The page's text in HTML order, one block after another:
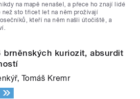
na mapě nenašel, a přece ho znají lidé
než sto třicet let na něm prožívají
kteří na něm našli útočiště, a
brněnských kuriozit, absurdit
Tomáš Kremr